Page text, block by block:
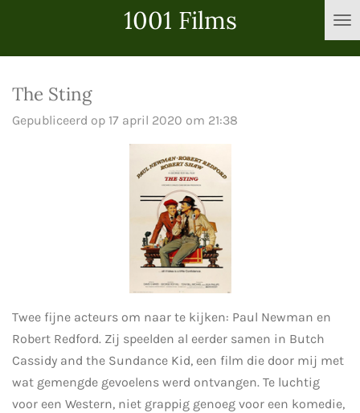
hoofdinhoud
1001 Films
The Sting
Gepubliceerd op 17 april 2020 om 21:38
Twee fijne acteurs om naar te kijken: Paul Newman en
Robert Redford. Zij speelden al eerder samen in Butch
Cassidy and the Sundance Kid, een film die door mij met
wat gemengde gevoelens werd ontvangen. Te luchtig
voor een Western, niet grappig genoeg voor een komedie,